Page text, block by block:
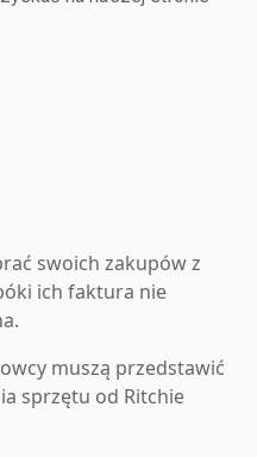
swoich zakupów z
ich faktura nie
muszą przedstawić
sprzętu od Ritchie